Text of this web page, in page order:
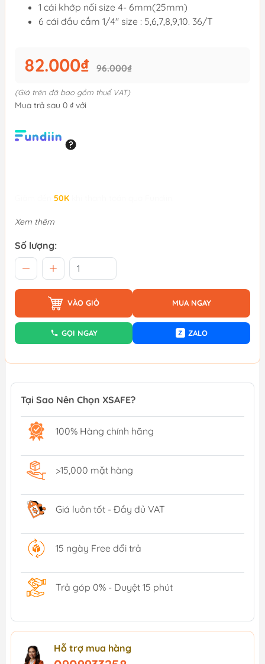
1 cái khớp nối size 4- 6mm(25mm)
6 cái đầu cắm 1/4" size : 5,6,7,8,9,10. 36/T
82.000₫ 96.000₫
(Giá trên đã bao gồm thuế VAT)
Mua trả sau 0 ₫ với
50K
Xem thêm
Số lượng:
VÀO GIỎ MUA NGAY
GỌI NGAY Z ZALO
Tại Sao Nên Chọn XSAFE?
100% Hàng chính hãng
>15,000 mặt hàng
Giá luôn tốt - Đầy đủ VAT
15 ngày Free đổi trả
Trả góp 0% - Duyệt 15 phút
Hỗ trợ mua hàng